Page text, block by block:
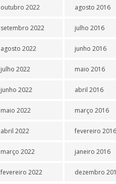
outubro 2022
setembro 2022
agosto 2022
julho 2022
junho 2022
maio 2022
abril 2022
março 2022
fevereiro 2022
agosto 2016
julho 2016
junho 2016
maio 2016
abril 2016
março 2016
fevereiro 2016
janeiro 2016
dezembro